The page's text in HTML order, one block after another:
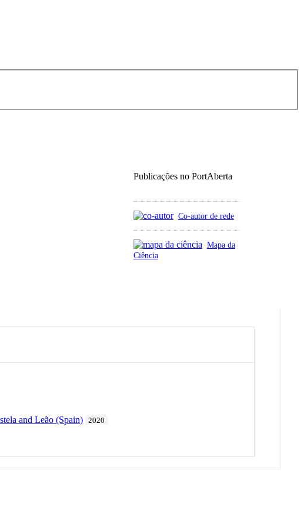
Publicações no PortAberta
Co-autor de rede
Mapa da
Ciência
and Leão (Spain) 2020